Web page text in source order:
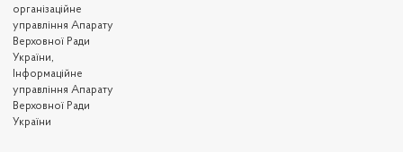
організаційне
управління Апарату
Верховної Ради
України,
Інформаційне
управління Апарату
Верховної Ради
України